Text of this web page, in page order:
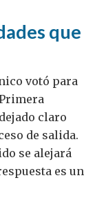
que
votó para
claro
de salida.
se alejará
es un